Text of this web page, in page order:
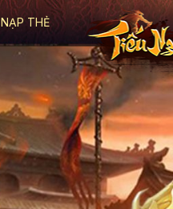
NẠP THẺ